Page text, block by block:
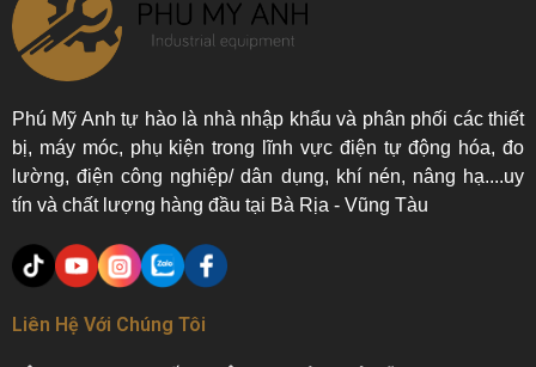
Phú Mỹ Anh tự hào là nhà nhập khẩu và phân phối các thiết
bị, máy móc, phụ kiện trong lĩnh vực điện tự động hóa, đo
lường, điện công nghiệp/ dân dụng, khí nén, nâng hạ....uy
tín và chất lượng hàng đầu tại Bà Rịa - Vũng Tàu
Liên Hệ Với Chúng Tôi